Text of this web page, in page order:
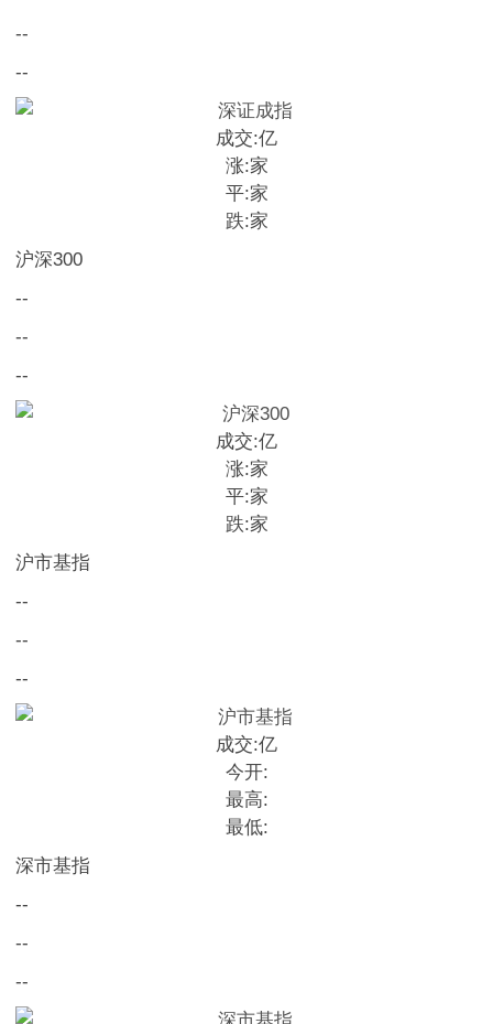
--
--
成交:亿
涨:家
平:家
跌:家
沪深300
--
--
--
成交:亿
涨:家
平:家
跌:家
沪市基指
--
--
--
成交:亿
今开:
最高:
最低:
深市基指
--
--
--